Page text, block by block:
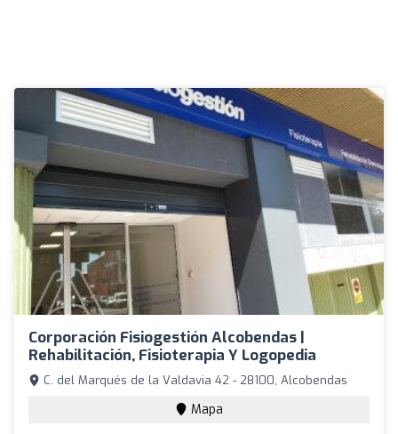
Corporación Fisiogestión Alcobendas |
Rehabilitación, Fisioterapia Y Logopedia
C. del Marqués de la Valdavia 42 - 28100, Alcobendas
Mapa